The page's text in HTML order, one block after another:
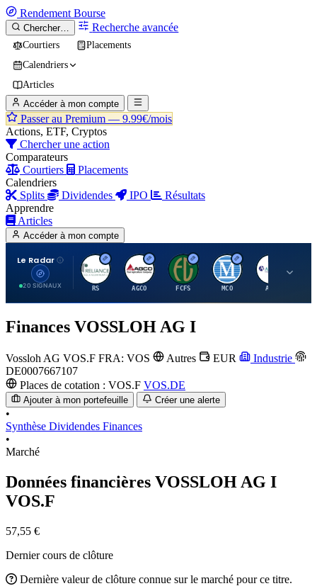
Rendement Bourse
Chercher… Recherche avancée
Courtiers
Placements
Calendriers
Articles
Accéder à mon compte
Passer au Premium — 9.99€/mois
Actions, ETF, Cryptos
Chercher une action
Comparateurs
Courtiers
Placements
Calendriers
Splits
Dividendes IPO
Résultats
Apprendre
Articles
Accéder à mon compte
Le Radar
20 SIGNAUX
R
RS
A
AGCO
F
FCFS
M
MCO
A
AIT
Finances VOSSLOH AG I
Vossloh AG VOS.F FRA: VOS Autres EUR
Industrie
DE0007667107
Places de cotation : VOS.F VOS.DE
Ajouter à mon portefeuille Créer une alerte
•
Synthèse Dividendes Finances
•
Marché
Données financières VOSSLOH AG I
VOS.F
57,55 €
Dernier cours de clôture
Dernière valeur de clôture connue sur le marché pour ce titre.